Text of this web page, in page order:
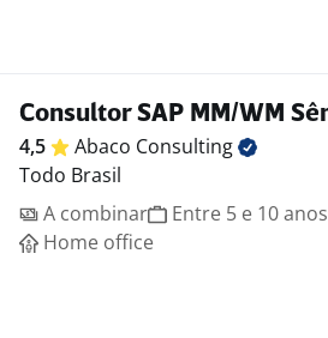
Consultor SAP MM/WM
4,5 Abaco Consulting
Todo Brasil
A combinar
Entre 5 e 10 anos
Home office